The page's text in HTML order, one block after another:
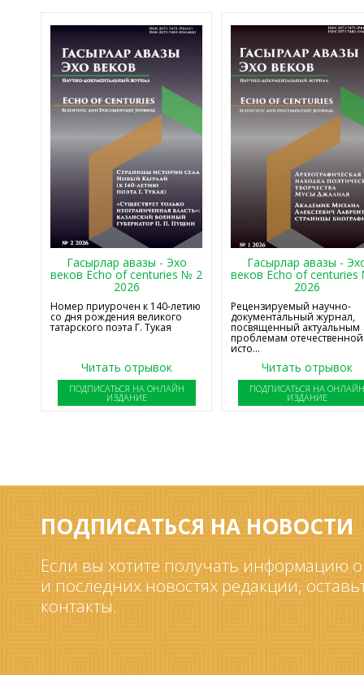
Гасырлар авазы - Эхо
веков Echo of centuries № 2
2026
Номер приурочен к 140-летию
со дня рождения великого
татарского поэта Г. Тукая
Читать отрывок
ПОДПИСАТЬСЯ НА ОНЛАЙН
ИЗДАНИЕ
Гасырлар авазы -
веков Echo of
2026
Рецензируемый научно-
документальный журнал,
посвященный актуальным
проблемам отечественной
исто...
Читать отрывок
ПОДПИСАТЬСЯ НА
ИЗДАНИЕ
ПОДПИСАТЬСЯ НА НОВОСТИ
Если вы хотите получать информацию
и последних новостях редакции,
контакты.